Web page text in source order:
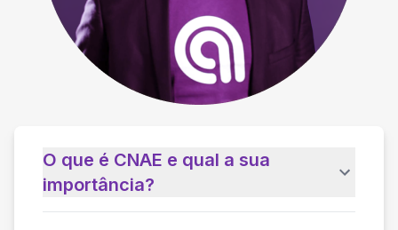
O que é CNAE e qual a sua
importância?